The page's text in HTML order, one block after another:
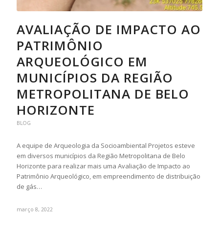
AVALIAÇÃO DE IMPACTO AO
PATRIMÔNIO
ARQUEOLÓGICO EM
MUNICÍPIOS DA REGIÃO
METROPOLITANA DE BELO
HORIZONTE
BLOG
A equipe de Arqueologia da Socioambiental Projetos esteve
em diversos municípios da Região Metropolitana de Belo
Horizonte para realizar mais uma Avaliação de Impacto ao
Patrimônio Arqueológico, em empreendimento de distribuição
de gás…
março 8, 2022